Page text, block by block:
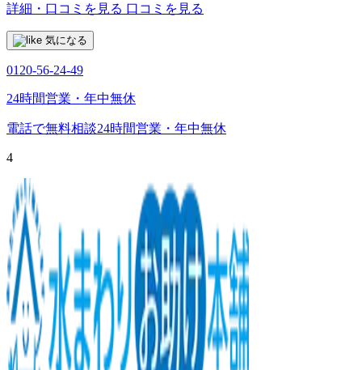
詳細・口コミを見る 口コミを見る
気になる
0120-56-24-49
24時間営業・年中無休
電話で無料相談24時間営業・年中無休
4